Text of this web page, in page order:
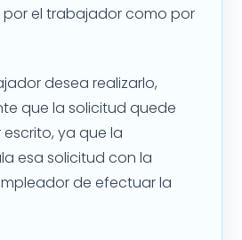
el trabajador como por
desea realizarlo,
que la solicitud quede
ya que la
esa solicitud con la
de efectuar la